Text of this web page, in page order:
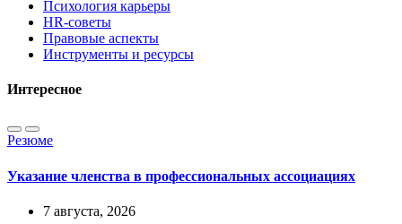
Психология карьеры
HR-советы
Правовые аспекты
Инструменты и ресурсы
Интересное
Резюме
Указание членства в профессиональных ассоциациях
7 августа, 2026